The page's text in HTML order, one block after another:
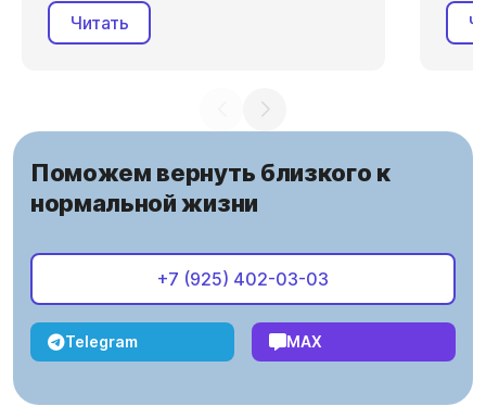
Читать
Поможем вернуть близкого к
нормальной жизни
+7 (925) 402-03-03
Telegram MAX